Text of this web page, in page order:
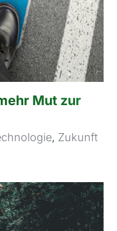
Mut zur
, Zukunft